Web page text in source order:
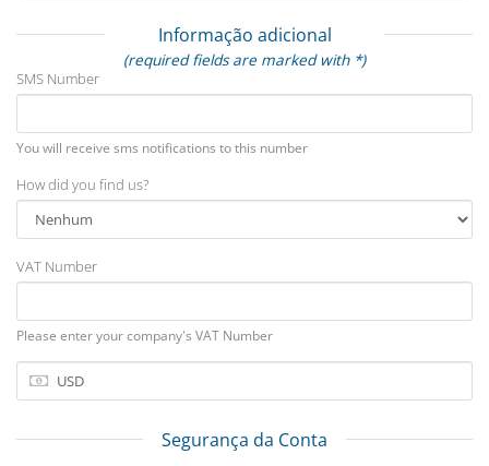
Informação adicional
(required fields are marked with *)
SMS Number
You will receive sms notifications to this number
How did you find us?
VAT Number
Please enter your company's VAT Number
Segurança da Conta